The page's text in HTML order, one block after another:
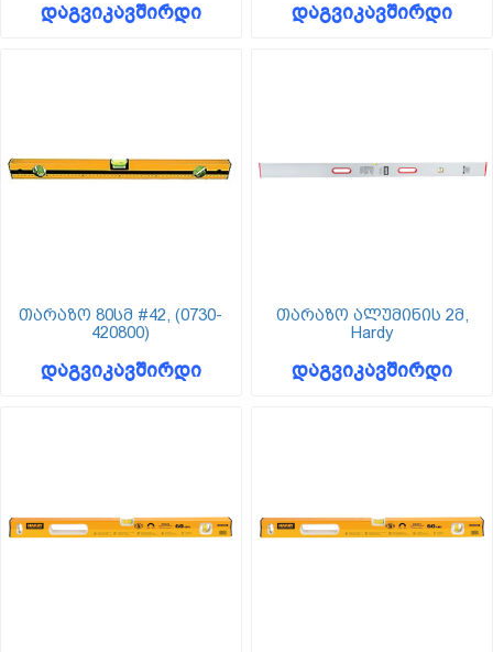
დაგვიკავშირდი დაგვიკავშირდი
თარაზო 80სმ #42, (0730-
420800)
დაგვიკავშირდი
თარაზო ალუმინის 2მ,
Hardy
დაგვიკავშირდი